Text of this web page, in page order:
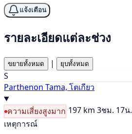
แจ้งเตือน
รายละเอียดแต่ละช่วง
ขยายทั้งหมด | ยุบทั้งหมด
S
Parthenon Tama, โตเกียว
ความเสี่ยงสูงมาก 197 km 3ชม. 17น.
เหตุการณ์